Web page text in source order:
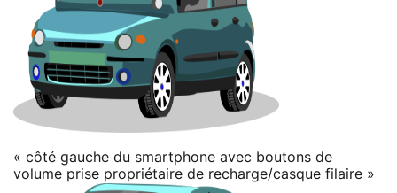
« côté gauche du smartphone avec boutons de
volume prise propriétaire de recharge/casque filaire »